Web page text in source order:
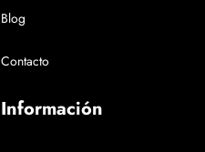
Blog
Contacto
Información